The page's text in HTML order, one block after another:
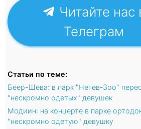
Читайте нас
Телеграм
Статьи по теме:
Беер-Шева: в парк "Негев-Зоо"
"нескромно одетых" девушек
Модиин: на концерте в парке
"нескромно одетую" девушку